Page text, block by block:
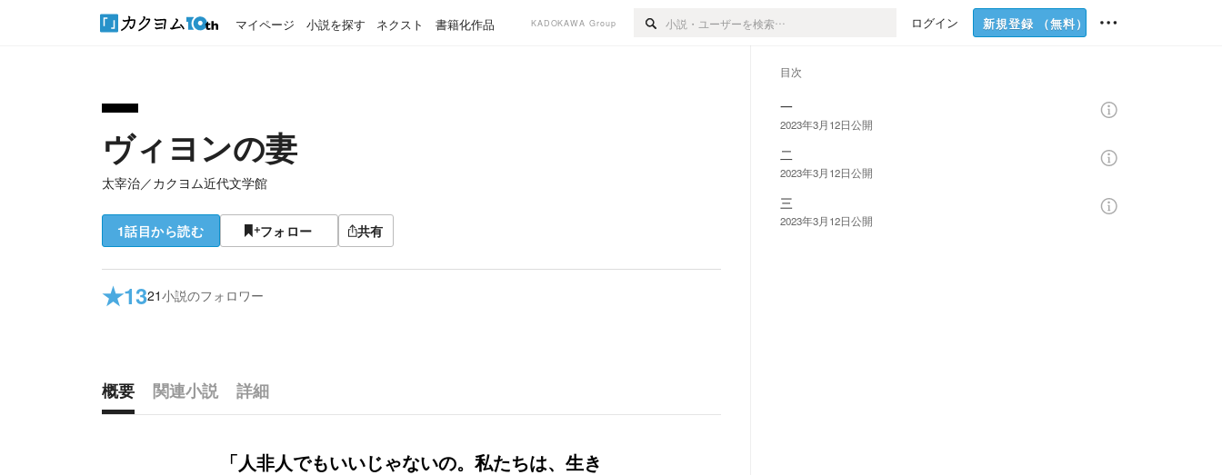
マイページ 小説を探す ネクスト 書籍化作品 KADOKAWA Group ログイン 新規登録 （無料）
ヴィヨンの妻
太宰治／カクヨム近代文学館
1話目から読む フォロー 共有
★1321小説のフォロワー
概要 関連小説
詳細
「人非人でもいいじゃないの。私たちは、生き
目次
一
2023年3月12日公開
二
2023年3月12日公開
三
2023年3月12日公開